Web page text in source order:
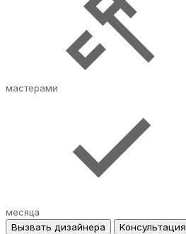
мастерами
месяца
Вызвать дизайнера
Консультация